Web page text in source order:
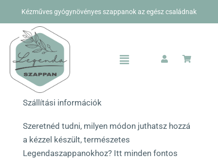
Kihagyás
Kézműves gyógynövényes szappanok az egész családnak
Toggle
Kapcsolat
Szállítási információk
Szeretnéd tudni, milyen módon juthatsz hozzá
a kézzel készült, természetes
Legendaszappanokhoz? Itt minden fontos